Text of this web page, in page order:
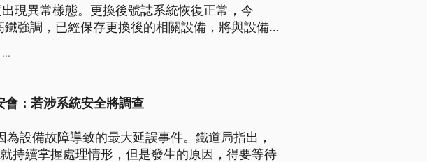
現異常樣態。更換後號誌系統恢復正常，今
鐵強調，已經保存更換後的相關設備，將與設備
。
...
會：若涉系統安全將調查
設備故障導致的最大延誤事件。鐵道局指出，
持續掌握處理情形，但是發生的原因，得要等待